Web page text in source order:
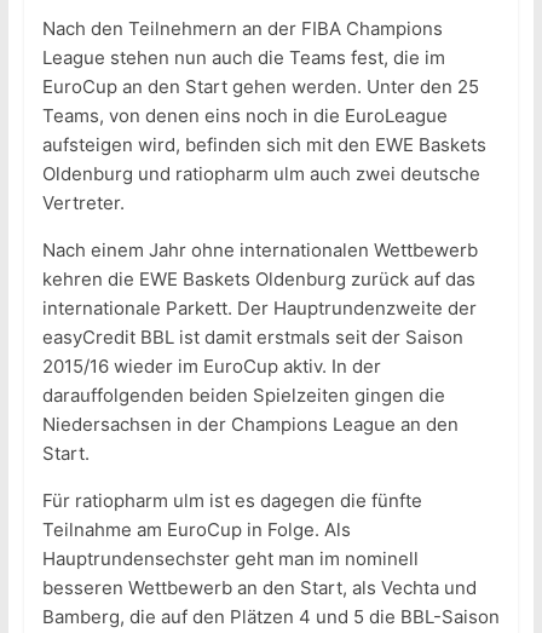
Nach den Teilnehmern an der FIBA Champions
League stehen nun auch die Teams fest, die im
EuroCup an den Start gehen werden. Unter den 25
Teams, von denen eins noch in die EuroLeague
aufsteigen wird, befinden sich mit den EWE Baskets
Oldenburg und ratiopharm ulm auch zwei deutsche
Vertreter.
Nach einem Jahr ohne internationalen Wettbewerb
kehren die EWE Baskets Oldenburg zurück auf das
internationale Parkett. Der Hauptrundenzweite der
easyCredit BBL ist damit erstmals seit der Saison
2015/16 wieder im EuroCup aktiv. In der
darauffolgenden beiden Spielzeiten gingen die
Niedersachsen in der Champions League an den
Start.
Für ratiopharm ulm ist es dagegen die fünfte
Teilnahme am EuroCup in Folge. Als
Hauptrundensechster geht man im nominell
besseren Wettbewerb an den Start, als Vechta und
Bamberg, die auf den Plätzen 4 und 5 die BBL-Saison